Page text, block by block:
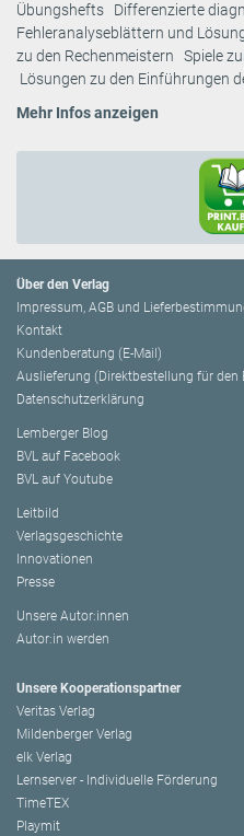
Übungshefts Differenzierte
Fehleranalyseblättern und
zu den Rechenmeistern Spiele
Lösungen zu den Einführungen
Mehr Infos anzeigen
Über den Verlag
Impressum, AGB und
Kontakt
Kundenberatung (E-Mail)
Auslieferung (Direktbestellung für den
Datenschutzerklärung
Lemberger Blog
BVL auf Facebook
BVL auf Youtube
Leitbild
Verlagsgeschichte
Innovationen
Presse
Unsere Autor:innen
Autor:in werden
Unsere Kooperationspartner
Veritas Verlag
Mildenberger Verlag
elk Verlag
Lernserver - Individuelle Förderung
TimeTEX
Playmit